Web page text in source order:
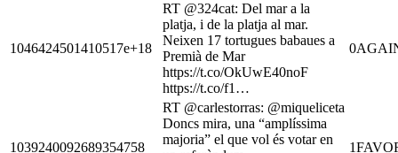
1046424501410517e+18
RT @324cat: Del mar a la
platja, i de la platja al mar.
Neixen 17 tortugues babaues a
Premià de Mar
https://t.co/OkUwE40noF
https://t.co/f1…
0
1039240092689354758
RT @carlestorras: @miqueliceta
Doncs mira, una “amplíssima
majoria” el que vol és votar en
1